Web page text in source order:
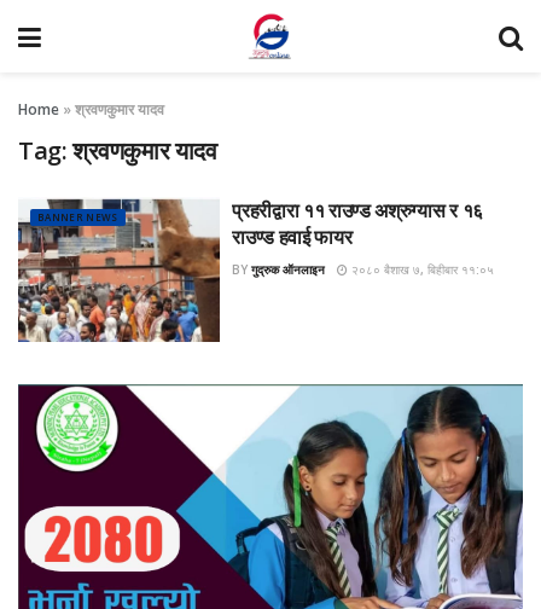
Home »श्रवणकुमार यादव
Tag:श्रवणकुमार यादव
BANNER NEWS
प्रहरीद्वारा ११ राउण्ड अश्रुग्यास र १६
राउण्ड हवाई फायर
BY गुद्रुक ऑनलाइन २०८० बैशाख ७, बिहीबार ११:०५